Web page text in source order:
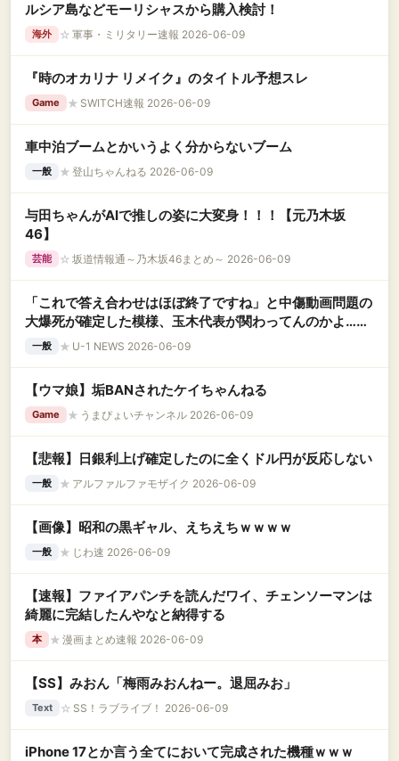
ルシア島などモーリシャスから購入検討！
海外 ☆ 軍事・ミリタリー速報 2026-06-09
『時のオカリナ リメイク』のタイトル予想スレ
Game ★ SWITCH速報 2026-06-09
車中泊ブームとかいうよく分からないブーム
一般 ★ 登山ちゃんねる 2026-06-09
与田ちゃんがAIで推しの姿に大変身！！！【元乃木坂
46】
芸能 ☆ 坂道情報通～乃木坂46まとめ～ 2026-06-09
「これで答え合わせはほぼ終了ですね」と中傷動画問題の
大爆死が確定した模様、玉木代表が関わってんのかよ……
一般 ★ U-1 NEWS 2026-06-09
【ウマ娘】垢BANされたケイちゃんねる
Game ★ うまぴょいチャンネル 2026-06-09
【悲報】日銀利上げ確定したのに全くドル円が反応しない
一般 ★ アルファルファモザイク 2026-06-09
【画像】昭和の黒ギャル、えちえちｗｗｗｗ
一般 ★ じわ速 2026-06-09
【速報】ファイアパンチを読んだワイ、チェンソーマンは
綺麗に完結したんやなと納得する
本 ★ 漫画まとめ速報 2026-06-09
【SS】みおん「梅雨みおんねー。退屈みお」
Text ☆ SS！ラブライブ！ 2026-06-09
iPhone 17とか言う全てにおいて完成された機種ｗｗｗ